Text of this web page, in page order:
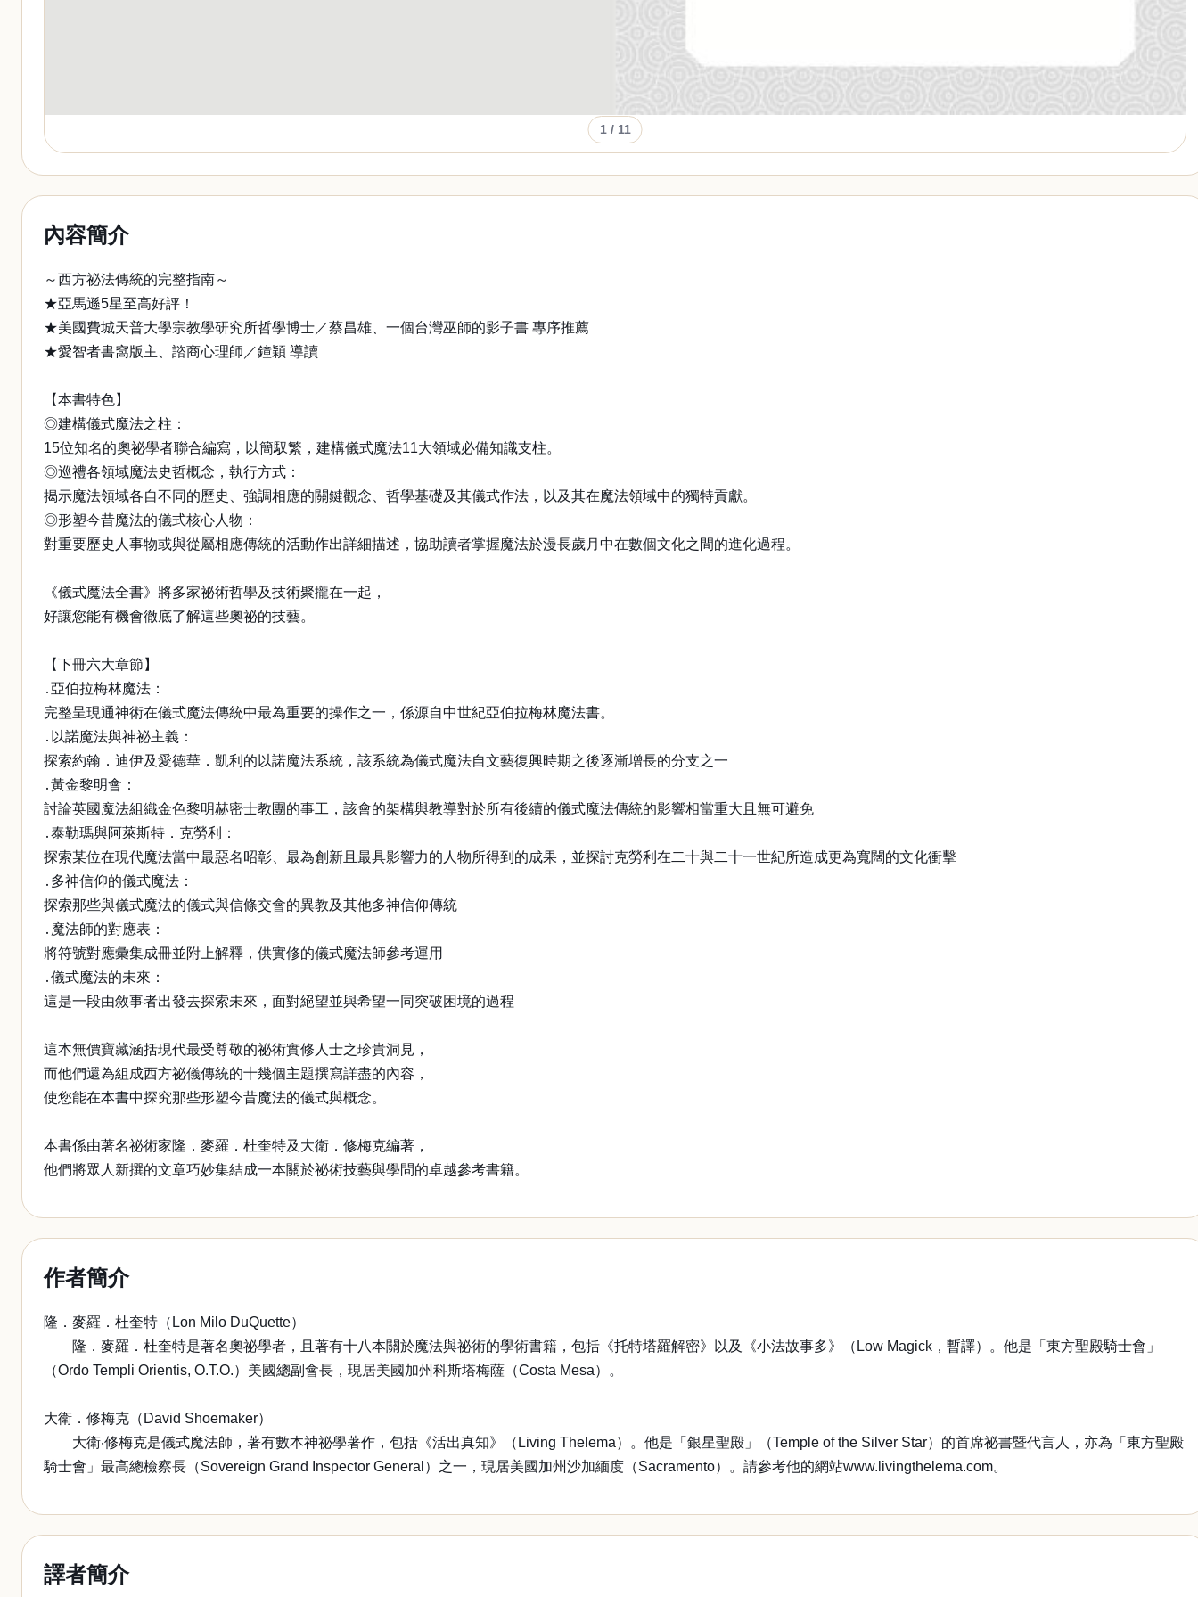
1/ 11
內容簡介
～西方祕法傳統的完整指南～
★亞馬遜5星至高好評！
★美國費城天普大學宗教學研究所哲學博士／蔡昌雄、一個台灣巫師的影子書 專序推薦
★愛智者書窩版主、諮商心理師／鐘穎 導讀
【本書特色】
◎建構儀式魔法之柱：
15位知名的奧祕學者聯合編寫，以簡馭繁，建構儀式魔法11大領域必備知識支柱。
◎巡禮各領域魔法史哲概念，執行方式：
揭示魔法領域各自不同的歷史、強調相應的關鍵觀念、哲學基礎及其儀式作法，以及其在魔法領域中的獨特貢獻。
◎形塑今昔魔法的儀式核心人物：
對重要歷史人事物或與從屬相應傳統的活動作出詳細描述，協助讀者掌握魔法於漫長歲月中在數個文化之間的進化過程。
《儀式魔法全書》將多家祕術哲學及技術聚攏在一起，
好讓您能有機會徹底了解這些奧祕的技藝。
【下冊六大章節】
․亞伯拉梅林魔法：
完整呈現通神術在儀式魔法傳統中最為重要的操作之一，係源自中世紀亞伯拉梅林魔法書。
․以諾魔法與神祕主義：
探索約翰．迪伊及愛德華．凱利的以諾魔法系統，該系統為儀式魔法自文藝復興時期之後逐漸增長的分支之一
․黃金黎明會：
討論英國魔法組織金色黎明赫密士教團的事工，該會的架構與教導對於所有後續的儀式魔法傳統的影響相當重大且無可避免
․泰勒瑪與阿萊斯特．克勞利：
探索某位在現代魔法當中最惡名昭彰、最為創新且最具影響力的人物所得到的成果，並探討克勞利在二十與二十一世紀所造成更為寬闊的文化衝擊
․多神信仰的儀式魔法：
探索那些與儀式魔法的儀式與信條交會的異教及其他多神信仰傳統
․魔法師的對應表：
將符號對應彙集成冊並附上解釋，供實修的儀式魔法師參考運用
․儀式魔法的未來：
這是一段由敘事者出發去探索未來，面對絕望並與希望一同突破困境的過程
這本無價寶藏涵括現代最受尊敬的祕術實修人士之珍貴洞見，
而他們還為組成西方祕儀傳統的十幾個主題撰寫詳盡的內容，
使您能在本書中探究那些形塑今昔魔法的儀式與概念。
本書係由著名祕術家隆．麥羅．杜奎特及大衛．修梅克編著，
他們將眾人新撰的文章巧妙集結成一本關於祕術技藝與學問的卓越參考書籍。
作者簡介
隆．麥羅．杜奎特（Lon Milo DuQuette）
隆．麥羅．杜奎特是著名奧祕學者，且著有十八本關於魔法與祕術的學術書籍，包括《托特塔羅解密》以及《小法故事多》（Low Magick，暫譯）。他是「東方聖殿騎士會」
（Ordo Templi Orientis, O.T.O.）美國總副會長，現居美國加州科斯塔梅薩（Costa Mesa）。
大衛．修梅克（David Shoemaker）
大衛‧修梅克是儀式魔法師，著有數本神祕學著作，包括《活出真知》（Living Thelema）。他是「銀星聖殿」（Temple of the Silver Star）的首席祕書暨代言人，亦為「東方聖殿
騎士會」最高總檢察長（Sovereign Grand Inspector General）之一，現居美國加州沙加緬度（Sacramento）。請參考他的網站www.livingthelema.com。
譯者簡介